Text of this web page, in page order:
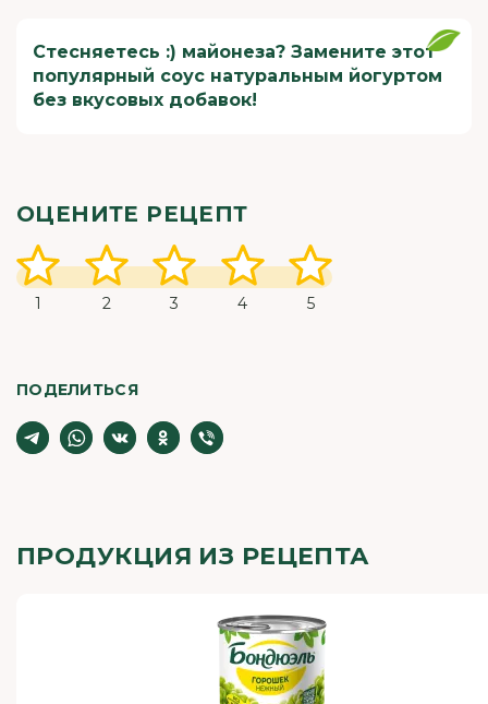
Стесняетесь :) майонеза? Замените этот
популярный соус натуральным йогуртом
без вкусовых добавок!
ОЦЕНИТЕ РЕЦЕПТ
1 2 3 4 5
ПОДЕЛИТЬСЯ
ПРОДУКЦИЯ ИЗ РЕЦЕПТА